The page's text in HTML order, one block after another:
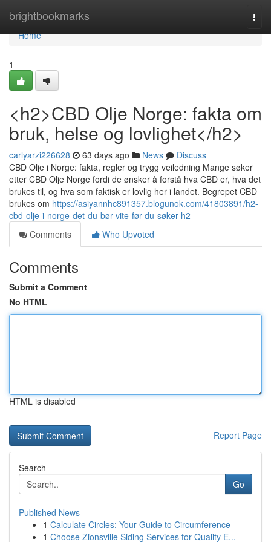
brightbookmarks
Home
Home
1
<h2>CBD Olje Norge: fakta om
bruk, helse og lovlighet</h2>
carlyarzi226628 63 days ago News
Discuss
CBD Olje i Norge: fakta, regler og trygg veiledning Mange søker
etter CBD Olje Norge fordi de ønsker å forstå hva CBD er, hva det
brukes til, og hva som faktisk er lovlig her i landet. Begrepet CBD
brukes om https://asiyannhc891357.blogunok.com/41803891/h2-
cbd-olje-i-norge-det-du-bør-vite-før-du-søker-h2
Comments
Who Upvoted
Comments
Submit a Comment
No HTML
HTML is disabled
Report Page
Search
Go
Published News
1 Calculate Circles: Your Guide to Circumference
1 Choose Zionsville Siding Services for Quality E...